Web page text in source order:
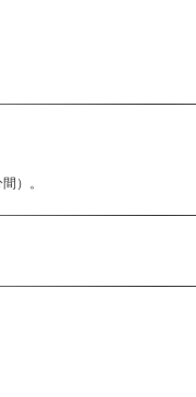
）。